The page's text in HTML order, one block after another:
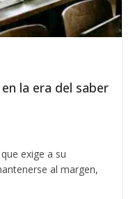
la era del saber
exige a su
al margen,